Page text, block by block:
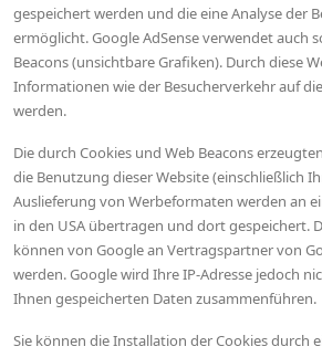
gespeichert werden und die eine Analyse der
ermöglicht. Google AdSense verwendet auch
Beacons (unsichtbare Grafiken). Durch diese
Informationen wie der Besucherverkehr auf
werden.
Die durch Cookies und Web Beacons
die Benutzung dieser Website (einschließlich
Auslieferung von Werbeformaten werden an
in den USA übertragen und dort gespeichert.
können von Google an Vertragspartner von
werden. Google wird Ihre IP-Adresse jedoch
Ihnen gespeicherten Daten zusammenführen.
Sie können die Installation der Cookies durch